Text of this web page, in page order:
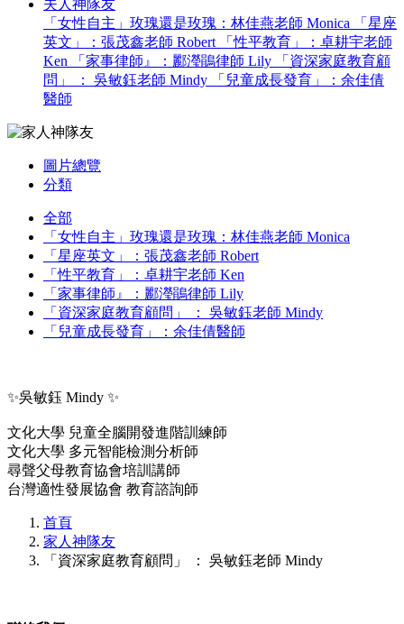
夫人神隊友
「女性自主」玫瑰還是玫瑰：林佳燕老師 Monica
「星座
英文」：張茂鑫老師 Robert
「性平教育」：卓耕宇老師
Ken
「家事律師』：酈瀅鵑律師 Lily
「資深家庭教育顧
問」 ： 吳敏鈺老師 Mindy
「兒童成長發育」：余佳倩
醫師
圖片總覽
分類
全部
「女性自主」玫瑰還是玫瑰：林佳燕老師 Monica
「星座英文」：張茂鑫老師 Robert
「性平教育」：卓耕宇老師 Ken
「家事律師』：酈瀅鵑律師 Lily
「資深家庭教育顧問」 ： 吳敏鈺老師 Mindy
「兒童成長發育」：余佳倩醫師
✨吳敏鈺 Mindy ✨
文化大學 兒童全腦開發進階訓練師
文化大學 多元智能檢測分析師
尋聲父母教育協會培訓講師
台灣適性發展協會 教育諮詢師
首頁
家人神隊友
「資深家庭教育顧問」 ： 吳敏鈺老師 Mindy